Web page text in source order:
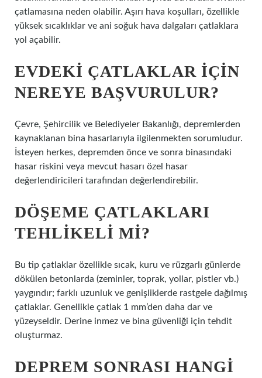
çatlamasına neden olabilir. Aşırı hava koşulları, özellikle
yüksek sıcaklıklar ve ani soğuk hava dalgaları çatlaklara
yol açabilir.
EVDEKI ÇATLAKLAR IÇIN
NEREYE BAŞVURULUR?
Çevre, Şehircilik ve Belediyeler Bakanlığı, depremlerden
kaynaklanan bina hasarlarıyla ilgilenmekten sorumludur.
İsteyen herkes, depremden önce ve sonra binasındaki
hasar riskini veya mevcut hasarı özel hasar
değerlendiricileri tarafından değerlendirebilir.
DÖŞEME ÇATLAKLARI
TEHLIKELI MI?
Bu tip çatlaklar özellikle sıcak, kuru ve rüzgarlı günlerde
dökülen betonlarda (zeminler, toprak, yollar, pistler vb.)
yaygındır; farklı uzunluk ve genişliklerde rastgele dağılmış
çatlaklar. Genellikle çatlak 1 mm’den daha dar ve
yüzeyseldir. Derine inmez ve bina güvenliği için tehdit
oluşturmaz.
DEPREM SONRASI HANGI